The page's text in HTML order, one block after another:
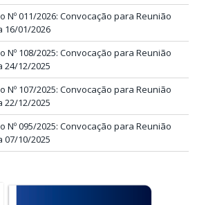
Nº 011/2026: Convocação para Reunião
16/01/2026
Nº 108/2025: Convocação para Reunião
24/12/2025
Nº 107/2025: Convocação para Reunião
22/12/2025
Nº 095/2025: Convocação para Reunião
07/10/2025